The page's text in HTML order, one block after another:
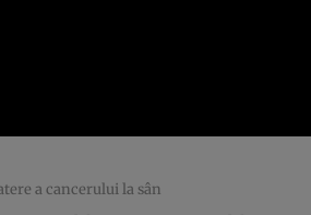
a cancerului la sân